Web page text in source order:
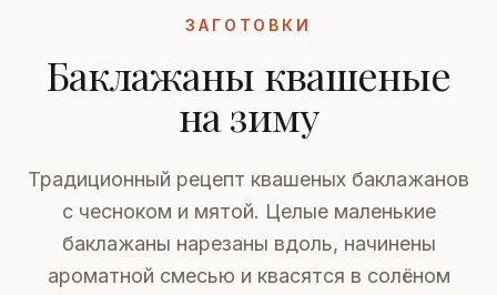
ЗАГОТОВКИ
Баклажаны квашеные
на зиму
Традиционный рецепт квашеных баклажанов
с чесноком и мятой. Целые маленькие
баклажаны нарезаны вдоль, начинены
ароматной смесью и квасятся в солёном